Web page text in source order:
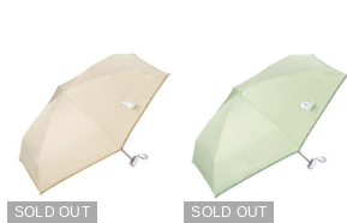
ット率100％・軽量】
全UVカット率100％・
SOLD OUT SOLD OUT